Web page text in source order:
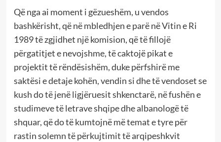
Që nga ai moment i gëzueshëm, u vendos
bashkërisht, që në mbledhjen e parë në Vitin e Ri
1989 të zgjidhet një komision, që të fillojë
përgatitjet e nevojshme, të caktojë pikat e
projektit të rëndësishëm, duke përfshirë me
saktësi e detaje kohën, vendin si dhe të vendoset se
kush do të jenë ligjëruesit shkenctarë, në fushën e
studimeve të letrave shqipe dhe albanologë të
shquar, që do të kumtojnë më temat e tyre për
rastin solemn të përkujtimit të arqipeshkvit